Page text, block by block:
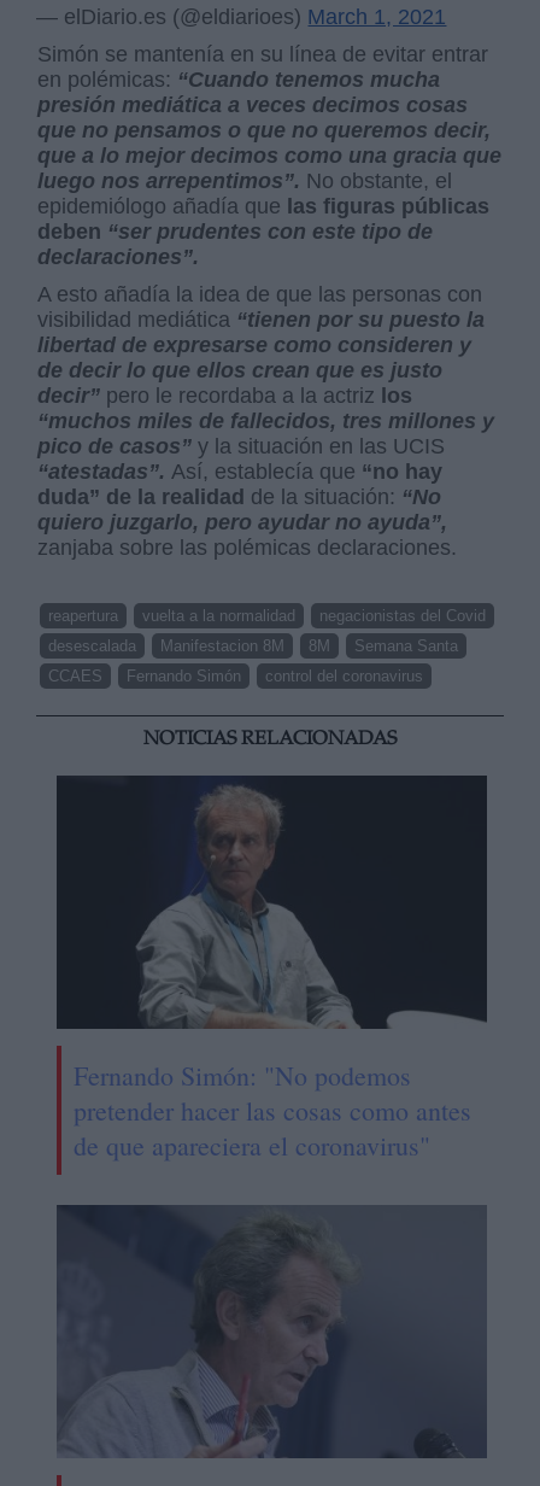
— elDiario.es (@eldiarioes) March 1, 2021
Simón se mantenía en su línea de evitar entrar
en polémicas: “Cuando tenemos mucha
presión mediática a veces decimos cosas
que no pensamos o que no queremos decir,
que a lo mejor decimos como una gracia que
luego nos arrepentimos”. No obstante, el
epidemiólogo añadía que las figuras públicas
deben “ser prudentes con este tipo de
declaraciones”.
A esto añadía la idea de que las personas con
visibilidad mediática “tienen por su puesto la
libertad de expresarse como consideren y
de decir lo que ellos crean que es justo
decir” pero le recordaba a la actriz los
“muchos miles de fallecidos, tres millones y
pico de casos” y la situación en las UCIS
“atestadas”.Así, establecía que “no hay
duda” de la realidad de la situación: “No
quiero juzgarlo, pero ayudar no ayuda”,
zanjaba sobre las polémicas declaraciones.
reapertura vuelta a la normalidad
negacionistas del Covid
desescalada
Manifestacion 8M 8M
Semana Santa
CCAES
Fernando Simón control del coronavirus
NOTICIAS RELACIONADAS
Fernando Simón: "No podemos
pretender hacer las cosas como antes
de que apareciera el coronavirus"